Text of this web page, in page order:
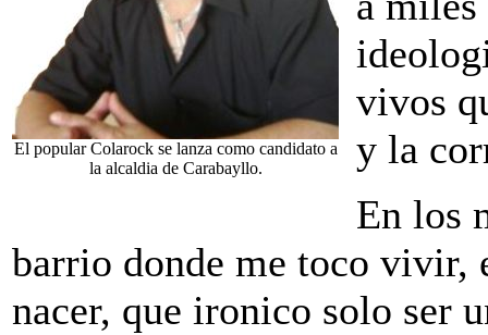
El popular Colarock se lanza como candidato a
la alcaldia de Carabayllo.
vivos
y la
En los
barrio donde me toco vivir,
nacer, que ironico solo ser